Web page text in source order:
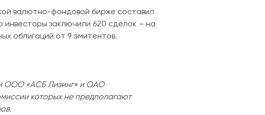
валютно-фондовой бирже составил
заключили 620 сделок – на
облигаций от 9 эмитентов.
ООО «АСБ Лизинг» и ОАО
которых не предполагают